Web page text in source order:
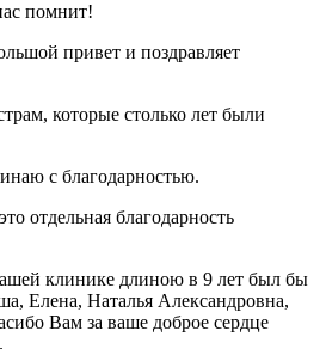
помнит!
привет и поздравляет
которые столько лет были
с благодарностью.
отдельная благодарность
клинике длиною в 9 лет был бы
Елена, Наталья Александровна,
Вам за ваше доброе сердце